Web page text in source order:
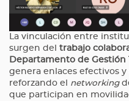
La vinculación entre
surgen del trabajo
Departamento de Gestión
genera enlaces efectivos
reforzando el networking
que participan en